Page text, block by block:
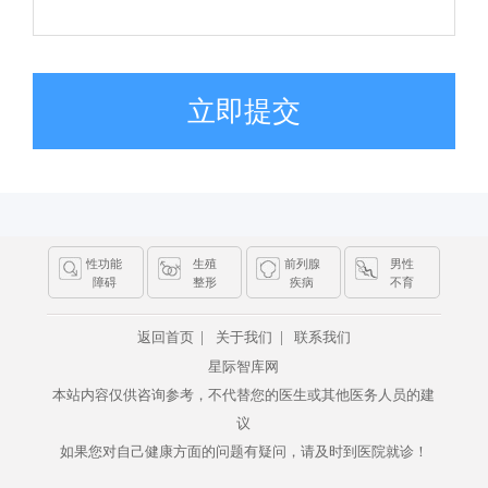
立即提交
性功能
障碍
生殖
整形
前列腺
疾病
男性
不育
返回首页 | 关于我们 |
联系我们
星际智库网
本站内容仅供咨询参考，不代替您的医生或其他医务人员的建
议
如果您对自己健康方面的问题有疑问，请及时到医院就诊！